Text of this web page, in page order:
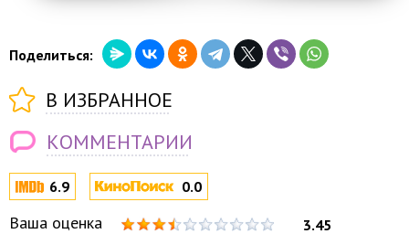
6.9 0.0
Ваша оценка 3.45
Поделиться:
В ИЗБРАННОЕ
КОММЕНТАРИИ